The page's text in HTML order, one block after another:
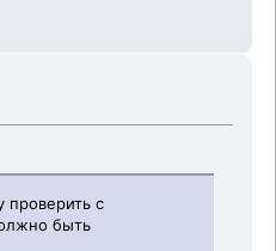
проверить с
быть